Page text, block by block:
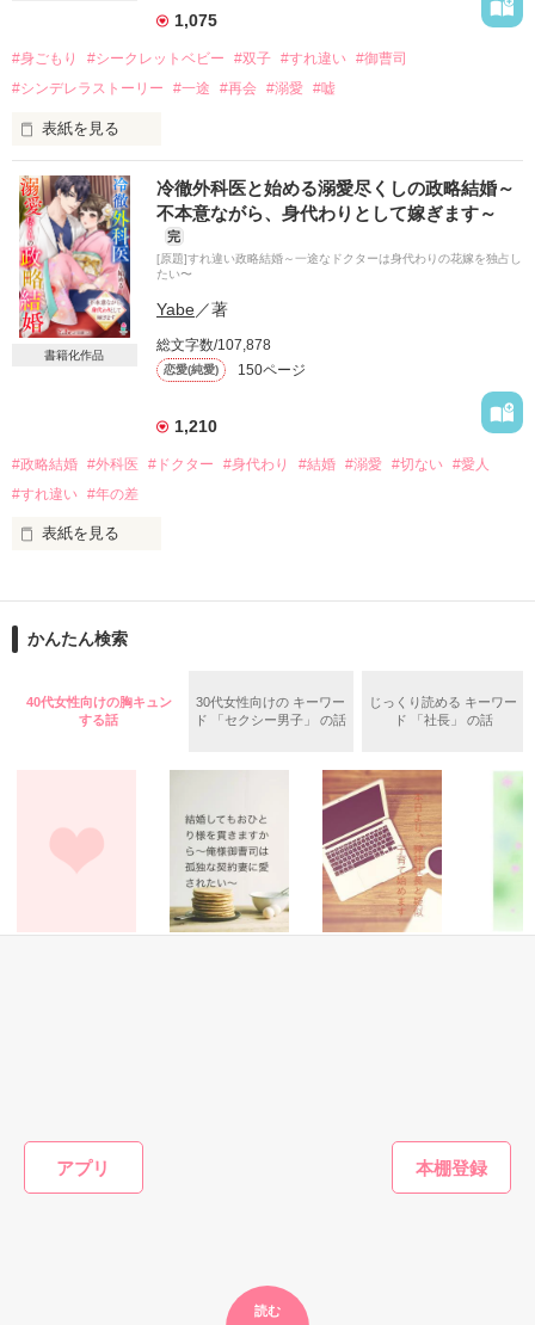
アプリ
読む
彼の名刺を見た澪はその正体に気づいてしまい、
さよならを決意するが……
必ず君をその気にさせてみせる。
＝＝＝＝＝＝＝＝＝＝＝＝＝＝＝＝
次期社長　30歳
千堂　柊一朗（せんどう　しゅういちろう）
×
会社員　27歳
立花　澪（たちばな　みお）
＝＝＝＝＝＝＝＝＝＝＝＝＝＝＝＝
【完結日：2019.06.28】
1,075
#身ごもり #シークレットベビー #双子 #すれ違い #御曹司
#シンデレラストーリー
#一途 #再会 #溺愛 #嘘
表紙を見る
ごめんなさい。
ありがとう。
さようなら――。
最愛のあなたへ贈った最後の言葉。
だけど、二年経っても、あなたへの気持ちは色褪せていない。
私はそれを誰にも明かさず、この先ずっと秘め続けていく。
書籍化作品
冷徹外科医と始める溺愛尽くしの政略結婚～
不本意ながら、身代わりとして嫁ぎます～
完
[原題]すれ違い政略結婚～一途なドクターは身代わりの花嫁を独占し
たい〜
Yabe／著
総文字数/107,878
恋愛(純愛) 150ページ
1,210
#政略結婚 #外科医 #ドクター #身代わり #結婚 #溺愛 #切ない #愛人
#すれ違い #年の差
表紙を見る
らそう告げた。
三橋　優（みつはし　ゆう）　２２歳
緒方　一矢（おがた　いちや）　３４歳
緒方総合病院の次期院長
〝愛人の子〟
私と母の存在が本妻やその子を苦しめてきたのも事実だと、虐
げられる現状を甘んじて受け入れてきた。
我慢の上になんとか成り立った平穏な日々は、父の突然の命令
かんたん検索
40代女性向けの胸キュン
する話
30代女性向けの キーワー
ド 「セクシー男子」 の話
じっくり読める キーワー
ド 「社長」 の話
かんたん検索の条件を変える